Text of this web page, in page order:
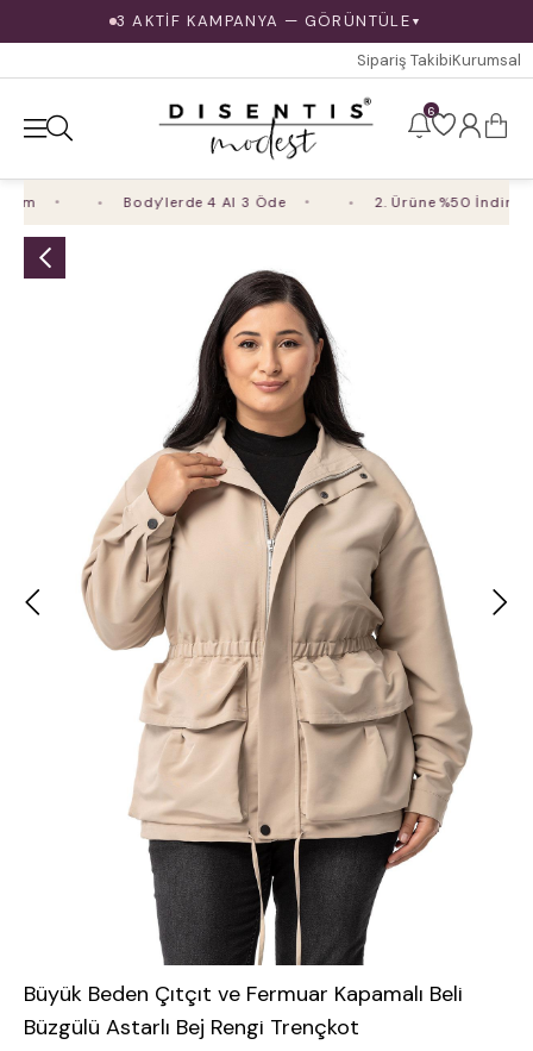
3 AKTİF KAMPANYA — GÖRÜNTÜLE ▼
Sipariş TakibiKurumsal
6
Body'lerde 4 Al 3 Öde 2. Ürüne %50 İndirim
Büyük Beden Çıtçıt ve Fermuar Kapamalı Beli
Büzgülü Astarlı Bej Rengi Trençkot